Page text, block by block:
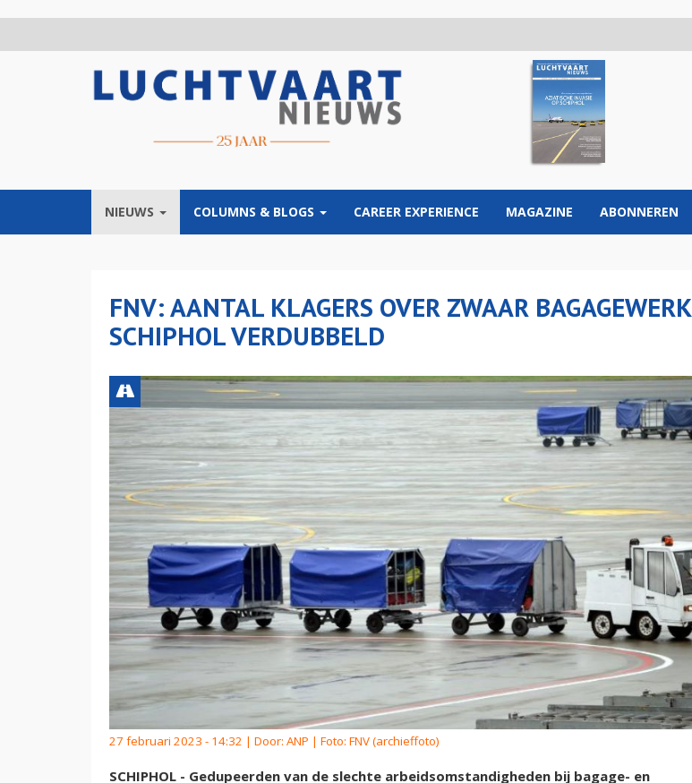
NIEUWS COLUMNS & BLOGS CAREER EXPERIENCE MAGAZINE ABONNEREN
FNV: AANTAL KLAGERS OVER ZWAAR BAGAGEWERK
SCHIPHOL VERDUBBELD
27 februari 2023 - 14:32 | Door: ANP | Foto: FNV (archieffoto)
SCHIPHOL - Gedupeerden van de slechte arbeidsomstandigheden bij bagage- en